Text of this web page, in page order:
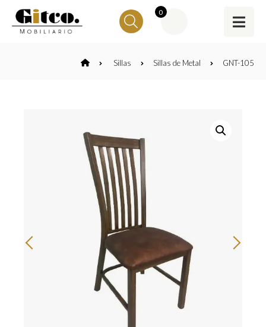
0
Sillas Sillas de Metal GNT-105